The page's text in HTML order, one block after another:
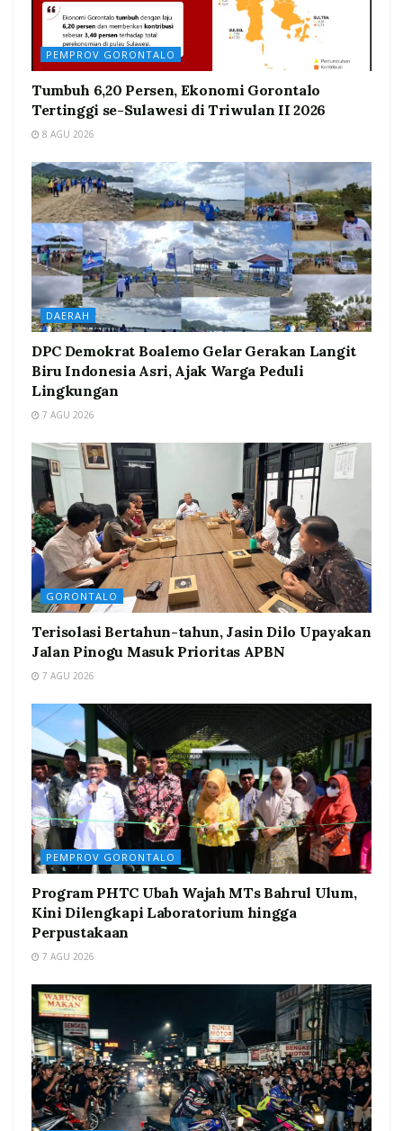
PEMPROV GORONTALO
Tumbuh 6,20 Persen, Ekonomi Gorontalo
Tertinggi se-Sulawesi di Triwulan II 2026
8 AGU 2026
DAERAH
DPC Demokrat Boalemo Gelar Gerakan Langit
Biru Indonesia Asri, Ajak Warga Peduli
Lingkungan
7 AGU 2026
GORONTALO
Terisolasi Bertahun-tahun, Jasin Dilo Upayakan
Jalan Pinogu Masuk Prioritas APBN
7 AGU 2026
PEMPROV GORONTALO
Program PHTC Ubah Wajah MTs Bahrul Ulum,
Kini Dilengkapi Laboratorium hingga
Perpustakaan
7 AGU 2026